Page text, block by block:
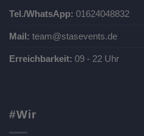
Tel./WhatsApp: 01624048832
Mail: team@stasevents.de
Erreichbarkeit: 09 - 22 Uhr
#Wir